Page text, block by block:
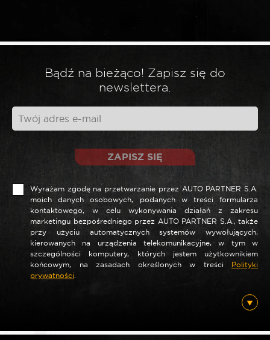
Twoja opinia*
Nazwa *
E-mail*
Bądź na bieżąco! Zapisz się do
newslettera.
ZAPISZ SIĘ
Wyrażam zgodę na przetwarzanie przez AUTO PARTNER S.A.
moich danych osobowych, podanych w treści formularza
kontaktowego, w celu wykonywania działań z zakresu
marketingu bezpośredniego przez AUTO PARTNER S.A., także
przy użyciu automatycznych systemów wywołujących,
kierowanych na urządzenia telekomunikacyjne, w tym w
szczególności komputery, których jestem użytkownikiem
końcowym, na zasadach określonych w treści Polityki
prywatności.